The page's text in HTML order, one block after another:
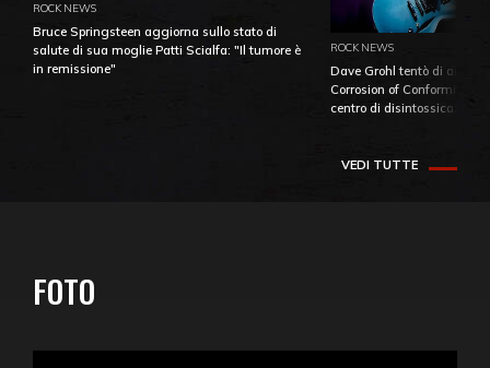
ROCK NEWS
Bruce Springsteen aggiorna sullo stato di
salute di sua moglie Patti Scialfa: "Il tumore è
in remissione"
ROCK NEWS
Dave Grohl tentò di
Corrosion of Conformity
centro di
VEDI TUTTE
FOTO